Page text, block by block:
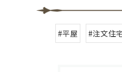
#平屋 #注文住